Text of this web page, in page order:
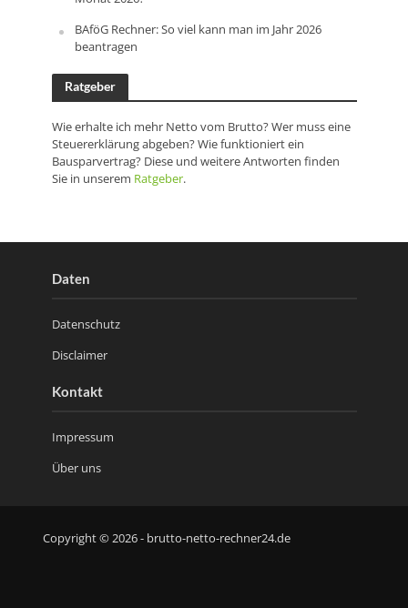
BAföG Rechner: So viel kann man im Jahr 2026
beantragen
Ratgeber
Wie erhalte ich mehr Netto vom Brutto? Wer muss eine
Steuererklärung abgeben? Wie funktioniert ein
Bausparvertrag? Diese und weitere Antworten finden
Sie in unserem Ratgeber.
Daten
Datenschutz
Disclaimer
Kontakt
Impressum
Über uns
Copyright © 2026 - brutto-netto-rechner24.de